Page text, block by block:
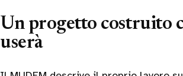
Un progetto costruito
userà